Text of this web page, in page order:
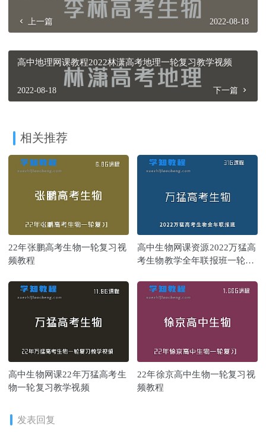
上一篇 2022-08-18
高中地理网课教程2022林潇高考地理一轮复习教学视频
2022-08-18 下一篇
相关推荐
22年张鹏高考生物一轮复习视
频教程
高中生物网课资源2022万猛高
考生物教学全年联报班一轮二
高中生物网课22年万猛高考生
物一轮复习教学视频
22年徐京高中生物一轮复习视
频教程
发表回复